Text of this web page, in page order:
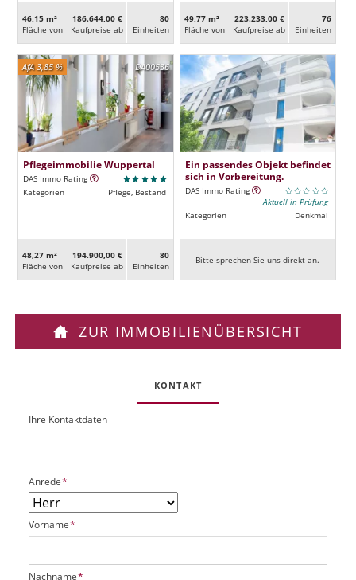
46,15 m²
Fläche von
186.644,00 €
Kaufpreise ab
80
Ein­heiten
49,77 m²
Fläche von
223.233,00 €
Kaufpreise ab
76
Ein­heiten
DA00536
AfA 3,85 %
Pflegeimmobilie Wuppertal
DAS Immo Rating
Kategorien
Pflege, Bestand
48,27 m²
Fläche von
194.900,00 €
Kaufpreise ab
80
Ein­heiten
Ein passendes Objekt befindet
sich in Vorbereitung.
DAS Immo Rating
Aktuell in Prüfung
Kategorien
Denkmal
Bitte sprechen Sie uns direkt an.
ZUR IMMOBILIENÜBERSICHT
KONTAKT
O
k
P
t
UIhre Kontaktdaten
P
f
l
i
c
t
Anrede*
P
f
i
Vorname*
P
Nachname*